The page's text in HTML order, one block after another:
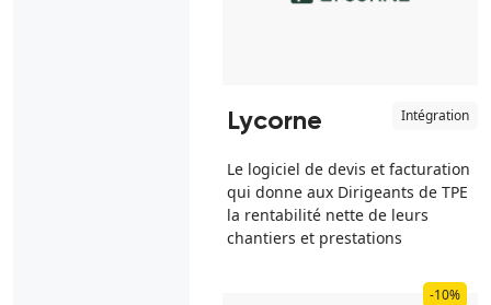
Lycorne Intégration
Le logiciel de devis et facturation
qui donne aux Dirigeants de TPE
la rentabilité nette de leurs
chantiers et prestations
-10%